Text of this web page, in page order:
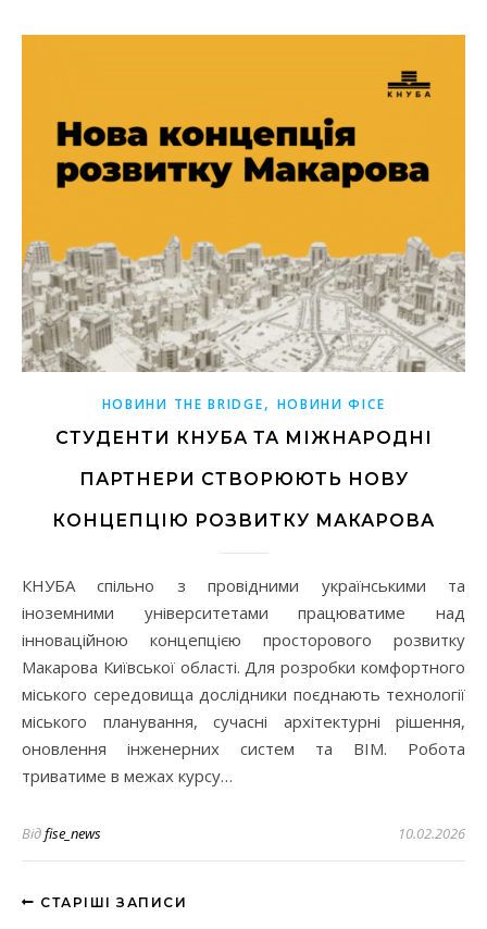
НОВИНИ THE BRIDGE, НОВИНИ ФІСЕ
СТУДЕНТИ КНУБА ТА МІЖНАРОДНІ
ПАРТНЕРИ СТВОРЮЮТЬ НОВУ
КОНЦЕПЦІЮ РОЗВИТКУ МАКАРОВА
КНУБА спільно з провідними українськими та
іноземними університетами працюватиме над
інноваційною концепцією просторового розвитку
Макарова Київської області. Для розробки комфортного
міського середовища дослідники поєднають технології
міського планування, сучасні архітектурні рішення,
оновлення інженерних систем та BIM. Робота
триватиме в межах курсу…
Відfise_news 10.02.2026
СТАРІШІ ЗАПИСИ